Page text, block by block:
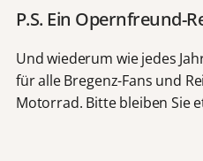
P.S. Ein Opernfreund-
Und wiederum wie jedes
für alle Bregenz-Fans und
Motorrad. Bitte bleiben Sie